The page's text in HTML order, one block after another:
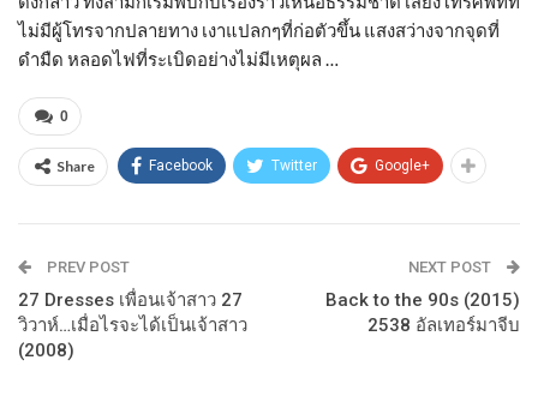
ไม่มีผู้โทรจากปลายทาง เงาแปลกๆที่ก่อตัวขึ้น แสงสว่างจากจุดที่
ดำมืด หลอดไฟที่ระเบิดอย่างไม่มีเหตุผล …
0
Share Facebook Twitter Google+
PREV POST
27 Dresses เพื่อนเจ้าสาว 27
วิวาห์…เมื่อไรจะได้เป็นเจ้าสาว
(2008)
NEXT POST
Back to the 90s (2015)
2538 อัลเทอร์มาจีบ